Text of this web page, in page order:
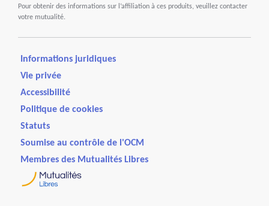
Pour obtenir des informations sur l’affiliation à ces produits, veuillez contacter
votre mutualité.
Informations juridiques
Vie privée
Accessibilité
Politique de cookies
Statuts
Soumise au contrôle de l'OCM
Membres des Mutualités Libres